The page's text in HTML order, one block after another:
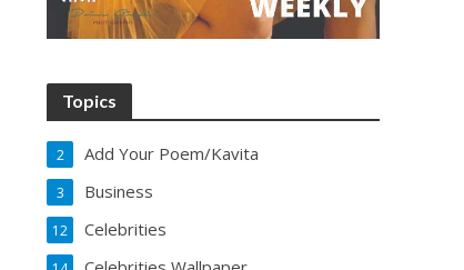
Topics
Add Your Poem/Kavita
2
Business
3
Celebrities
12